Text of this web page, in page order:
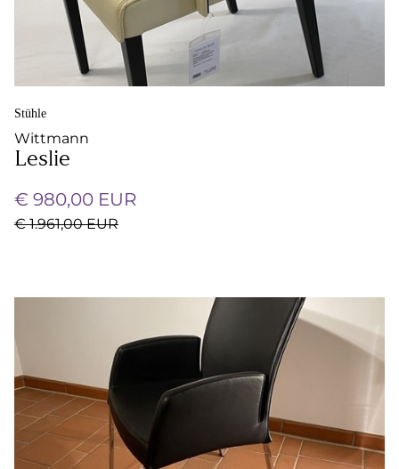
Stühle
Wittmann
Leslie
€ 980,00 EUR
€ 1.961,00 EUR